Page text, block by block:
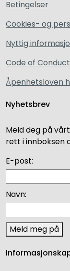
Betingelser
Cookies- og
Nyttig
Code of Conduct
Åpenhetsloven
Nyhetsbrev
Meld deg på
rett i innboksen
E-post:
Navn:
Meld meg på